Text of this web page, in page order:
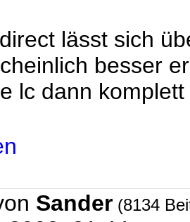
lässt sich
besser
lc dann
Sander (8134